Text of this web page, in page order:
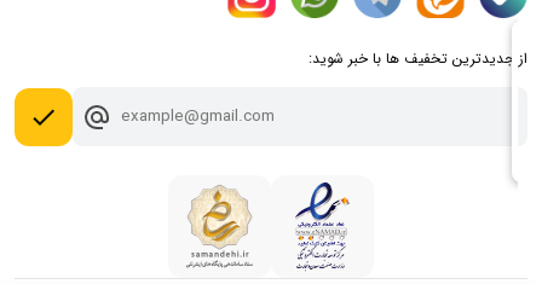
از جدیدترین تخفیف ها با خبر شوید:
done